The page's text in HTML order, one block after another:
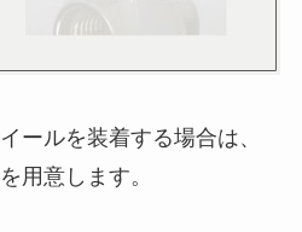
ールを装着する場合は、
用意します。